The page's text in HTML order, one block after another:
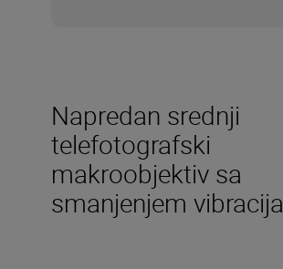
Napredan srednji
telefotografski
makroobjektiv sa
smanjenjem vibracija